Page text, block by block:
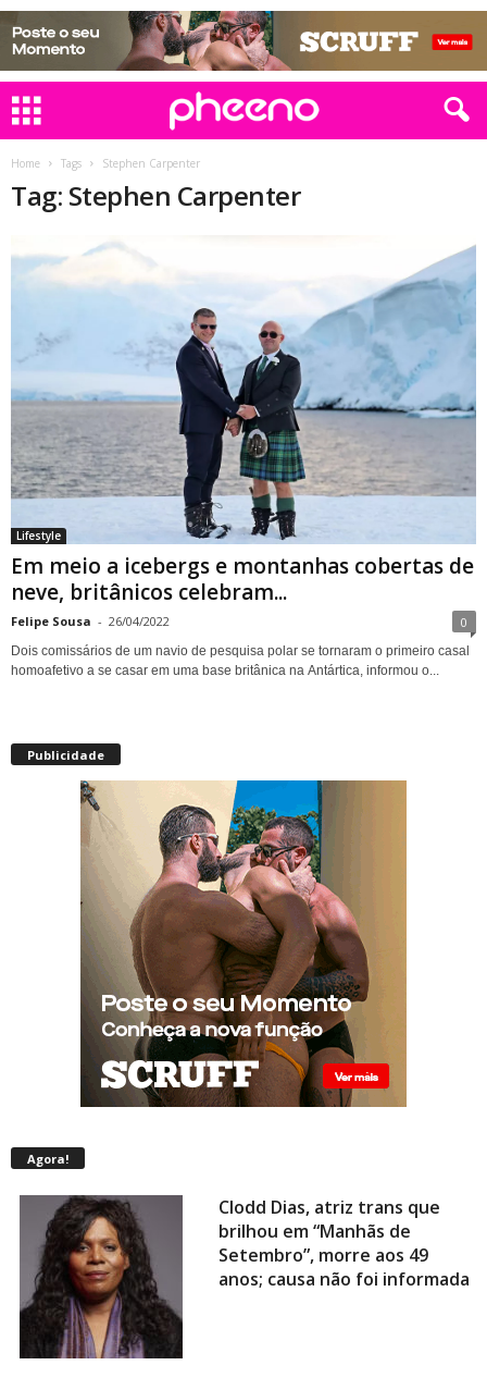
Home Tags Stephen Carpenter
Tag: Stephen Carpenter
Lifestyle
Em meio a icebergs e montanhas cobertas de
neve, britânicos celebram...
Felipe Sousa - 26/04/2022 0
Dois comissários de um navio de pesquisa polar se tornaram o primeiro casal
homoafetivo a se casar em uma base britânica na Antártica, informou o...
Publicidade
Agora!
Clodd Dias, atriz trans que
brilhou em “Manhãs de
Setembro”, morre aos 49
anos; causa não foi informada